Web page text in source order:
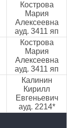
Кострова
Мария
Алексеевна
ауд. 3411 яп
Кострова
Мария
Алексеевна
ауд. 3411 яп
Калинин
Кирилл
Евгеньевич
ауд. 2214*